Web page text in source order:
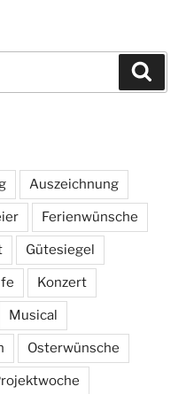
Auszeichnung
Ferienwünsche
Gütesiegel
Konzert
Musical
Osterwünsche